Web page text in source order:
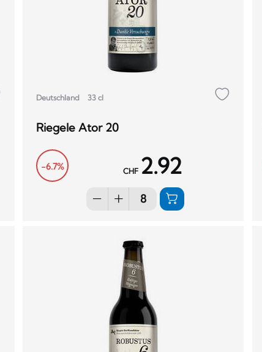
Deutschland 33 cl
Riegele Ator 20
-6.7% CHF 2.92